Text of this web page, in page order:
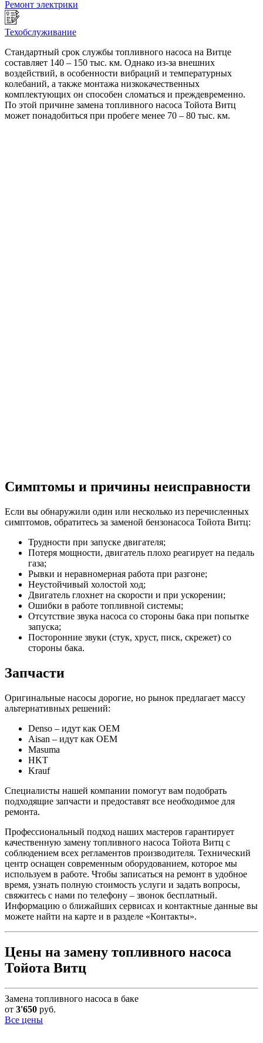
Ремонт электрики
Техобслуживание
Стандартный срок службы топливного насоса на Витце
составляет 140 – 150 тыс. км. Однако из-за внешних
воздействий, в особенности вибраций и температурных
колебаний, а также монтажа низкокачественных
комплектующих он способен сломаться и преждевременно.
По этой причине замена топливного насоса Тойота Витц
может понадобиться при пробеге менее 70 – 80 тыс. км.
Симптомы и причины неисправности
Если вы обнаружили один или несколько из перечисленных
симптомов, обратитесь за заменой бензонасоса Тойота Витц:
Трудности при запуске двигателя;
Потеря мощности, двигатель плохо реагирует на педаль
газа;
Рывки и неравномерная работа при разгоне;
Неустойчивый холостой ход;
Двигатель глохнет на скорости и при ускорении;
Ошибки в работе топливной системы;
Отсутствие звука насоса со стороны бака при попытке
запуска;
Посторонние звуки (стук, хруст, писк, скрежет) со
стороны бака.
Запчасти
Оригинальные насосы дорогие, но рынок предлагает массу
альтернативных решений:
Denso – идут как OEM
Aisan – идут как OEM
Masuma
HKT
Krauf
Специалисты нашей компании помогут вам подобрать
подходящие запчасти и предоставят все необходимое для
ремонта.
Профессиональный подход наших мастеров гарантирует
качественную замену топливного насоса Тойота Витц с
соблюдением всех регламентов производителя. Технический
центр оснащен современным оборудованием, которое мы
используем в работе. Чтобы записаться на ремонт в удобное
время, узнать полную стоимость услуги и задать вопросы,
свяжитесь с нами по телефону – звонок бесплатный.
Информацию о ближайших сервисах и контактные данные вы
можете найти на карте и в разделе «Контакты».
Цены на замену топливного насоса
Тойота Витц
Замена топливного насоса в баке
от 3'650 руб.
Все цены